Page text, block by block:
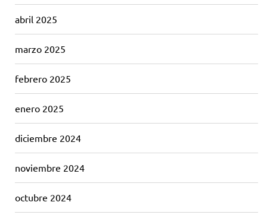
abril 2025
marzo 2025
febrero 2025
enero 2025
diciembre 2024
noviembre 2024
octubre 2024